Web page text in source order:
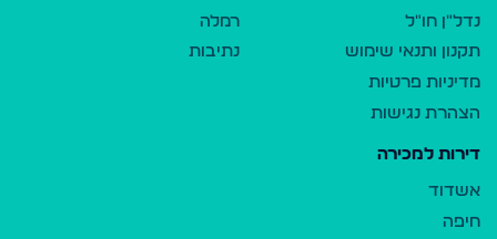
נדל"ן חו"ל
תקנון ותנאי שימוש
מדיניות פרטיות
הצהרת נגישות
רמלה
נתיבות
דירות למכירה
אשדוד
חיפה